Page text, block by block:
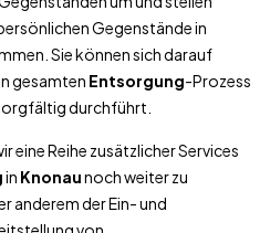
Gegenstände in
Sie können sich darauf
gesamten Entsorgung-Prozess
durchführt.
eine Reihe zusätzlicher Services
in Knonaunoch weiter zu
anderem der Ein- und